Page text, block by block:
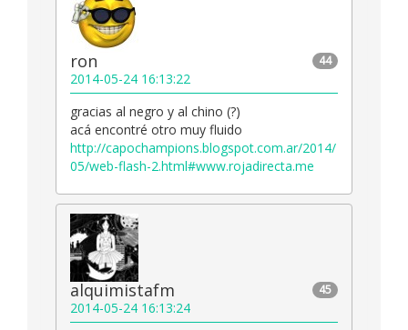
44
ron
2014-05-24 16:13:22
gracias al negro y al chino (?)
acá encontré otro muy fluido
http://capochampions.blogspot.com.ar/2014/
05/web-flash-2.html#www.rojadirecta.me
45
alquimistafm
2014-05-24 16:13:24